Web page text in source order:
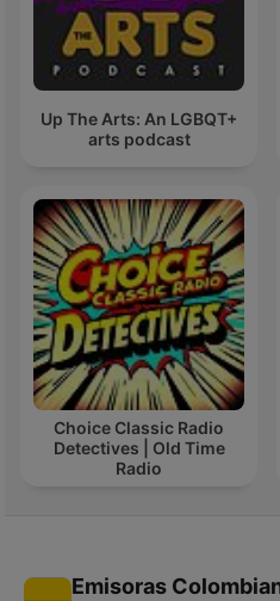
Up The Arts: An LGBQT+
arts podcast
Choice Classic Radio
Detectives | Old Time
Radio
Emisoras